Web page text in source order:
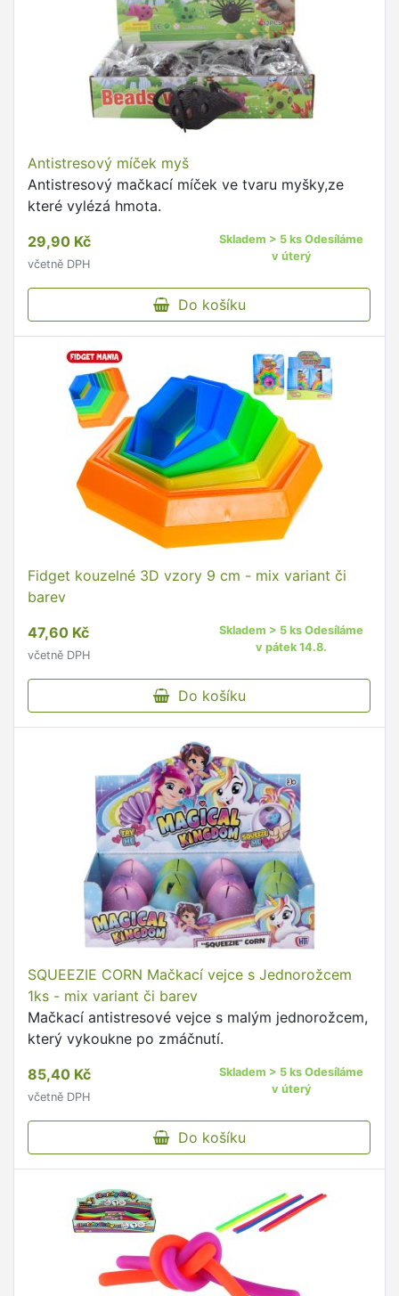
Antistresový míček myš
Antistresový mačkací míček ve tvaru myšky,ze
které vylézá hmota.
29,90 Kč
včetně DPH
Skladem > 5 ks Odesíláme
v úterý
Do košíku
Fidget kouzelné 3D vzory 9 cm - mix variant či
barev
47,60 Kč
včetně DPH
Skladem > 5 ks Odesíláme
v pátek 14.8.
Do košíku
SQUEEZIE CORN Mačkací vejce s Jednorožcem
1ks - mix variant či barev
Mačkací antistresové vejce s malým jednorožcem,
který vykoukne po zmáčnutí.
85,40 Kč
včetně DPH
Skladem > 5 ks Odesíláme
v úterý
Do košíku